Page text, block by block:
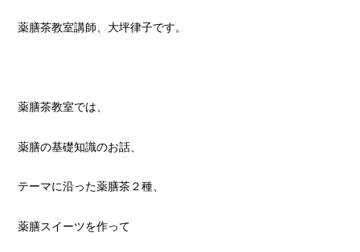
薬膳茶教室講師、大坪律子です。
薬膳茶教室では、
薬膳の基礎知識のお話、
テーマに沿った薬膳茶２種、
薬膳スイーツを作って